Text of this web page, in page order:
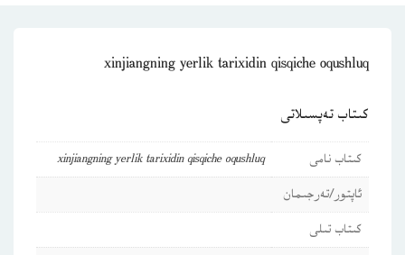
xinjiangning yerlik tarixidin qisqiche oqushluq
كىتاب تەپسىلاتى
كىتاب نامى
xinjiangning yerlik tarixidin qisqiche oqushluq
ئاپتور/تەرجىمان
كىتاب تىلى